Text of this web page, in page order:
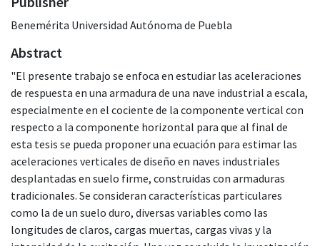
Benemérita Universidad Autónoma de Puebla
Abstract
"El presente trabajo se enfoca en estudiar las aceleraciones
de respuesta en una armadura de una nave industrial a escala,
especialmente en el cociente de la componente vertical con
respecto a la componente horizontal para que al final de
esta tesis se pueda proponer una ecuación para estimar las
aceleraciones verticales de diseño en naves industriales
desplantadas en suelo firme, construidas con armaduras
tradicionales. Se consideran características particulares
como la de un suelo duro, diversas variables como las
longitudes de claros, cargas muertas, cargas vivas y la